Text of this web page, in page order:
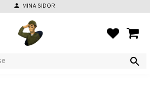
person MINA SIDOR